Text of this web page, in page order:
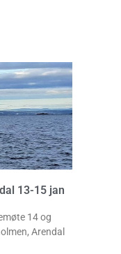
13-15 jan
14 og
Arendal